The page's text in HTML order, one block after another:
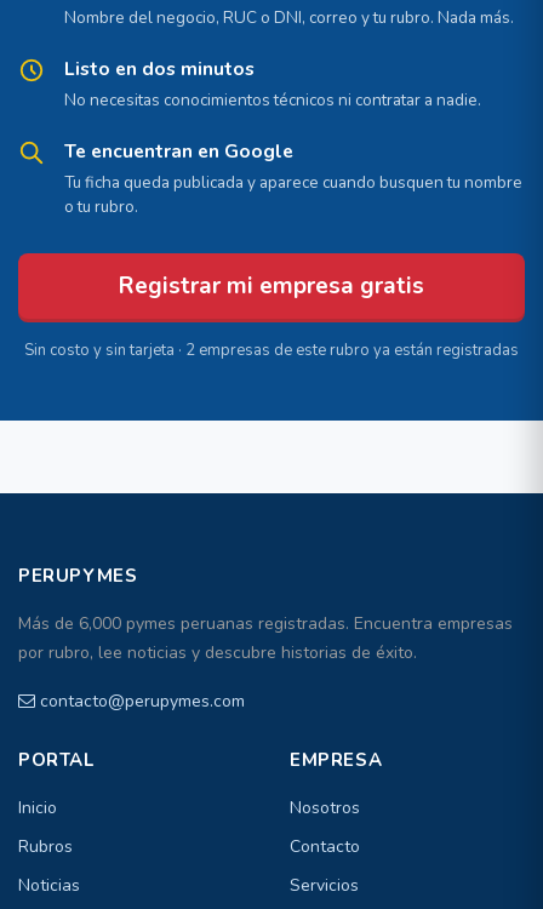
Nombre del negocio, RUC o DNI, correo y tu rubro. Nada más.
Listo en dos minutos
No necesitas conocimientos técnicos ni contratar a nadie.
Te encuentran en Google
Tu ficha queda publicada y aparece cuando busquen tu nombre
o tu rubro.
Registrar mi empresa gratis
Sin costo y sin tarjeta · 2 empresas de este rubro ya están registradas
PERUPYMES
Más de 6,000 pymes peruanas registradas. Encuentra empresas
por rubro, lee noticias y descubre historias de éxito.
contacto@perupymes.com
PORTAL
Inicio
Rubros
Noticias
EMPRESA
Nosotros
Contacto
Servicios